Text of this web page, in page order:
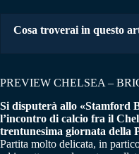
Cosa troverai in questo
PREVIEW CHELSEA –
Si disputerà allo «Stamford
l’incontro di calcio fra il
trentunesima giornata della
Partita molto delicata, in